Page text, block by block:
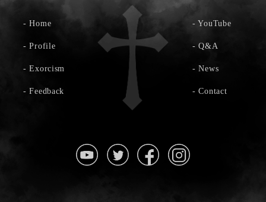
-Home
-Profile
-Exorcism
-Feedback
-YouTube
-Q&A
-News
-Contact